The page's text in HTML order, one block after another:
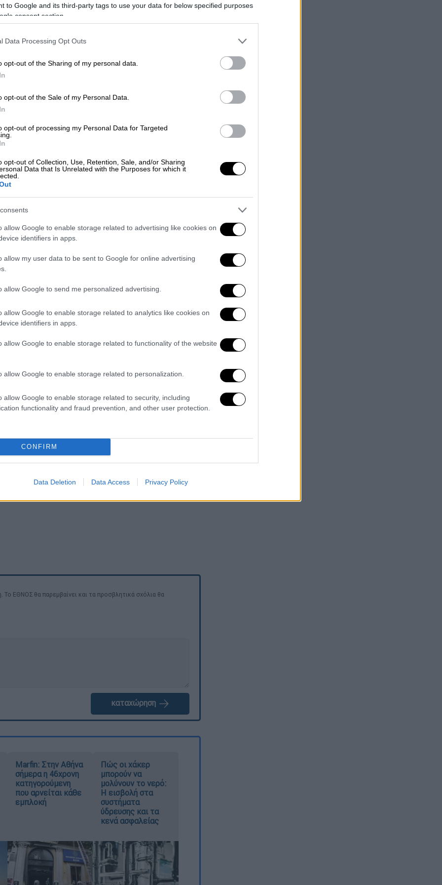
to Google and its third-party tags to use your data for below specified purposes
consent section.
Data Processing Opt Outs
opt-out of the Sharing of my personal data.
opt-out of the Sale of my Personal Data.
opt-out of processing my Personal Data for Targeted
opt-out of Collection, Use, Retention, Sale, and/or Sharing
Data that Is Unrelated with the Purposes for which it
allow Google to enable storage related to advertising like cookies on
identifiers in apps.
allow my user data to be sent to Google for online advertising
allow Google to send me personalized advertising.
allow Google to enable storage related to analytics like cookies on
identifiers in apps.
allow Google to enable storage related to functionality of the website
allow Google to enable storage related to personalization.
allow Google to enable storage related to security, including
functionality and fraud prevention, and other user protection.
CONFIRM
Data Deletion Data Access Privacy Policy
του κ. Κυρανάκη ως
βρίσκεται τοάρθρο 52, το
μετατοπίζει το μεταφορικό έργο προς
καταργώντας την υποχρέωση
τους χρόνους προκράτησης.
τα ταξί από σήμερα σε όλη την
καταγγέλλοντας τις διατάξεις
και για απλά αδικήματα (όπως μια
στην ηλεκτροκίνηση μόνο για Αθήνα και
έντονη δυσπιστία τους για την
code, θεωρώντας την εργαλείο
το ΣΑΤΑ, υπογραμμίζοντας ότι ο
του κλάδου και την ισότιμη
θα συνεχιστούν όσο διαρκεί η
επιτροπή της Βουλής.
ΕΘΝΟΣ θα παρεμβαίνει και τα προσβλητικά σχόλια θα
καταχώρηση
Marfin: Στην Αθήνα
σήμερα η 46χρονη
κατηγορούμενη
που αρνείται κάθε
εμπλοκή
Πώς οι χάκερ
μπορούν να
μολύνουν το νερό:
Η εισβολή στα
συστήματα
ύδρευσης και τα
κενά ασφαλείας